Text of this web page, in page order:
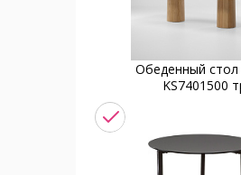
Обеденный стол
KS7401500